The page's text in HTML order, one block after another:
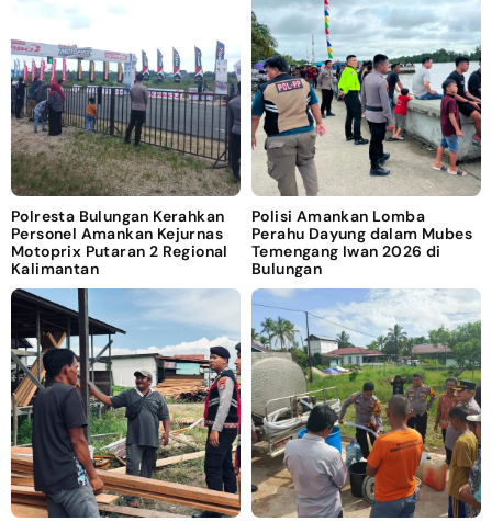
Polresta Bulungan Kerahkan
Personel Amankan Kejurnas
Motoprix Putaran 2 Regional
Kalimantan
Polisi Amankan Lomba
Perahu Dayung dalam Mubes
Temengang Iwan 2026 di
Bulungan